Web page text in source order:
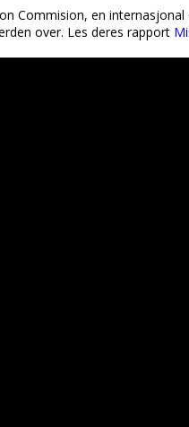
Commision, en
over. Les deres rapport